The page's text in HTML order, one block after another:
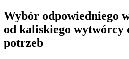
Wybór odpowiedniego
od kaliskiego wytwórcy
potrzeb